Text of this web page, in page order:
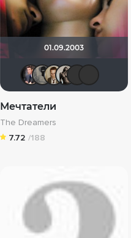
01.09.2003
Мечтатели
The Dreamers
7.72 /188